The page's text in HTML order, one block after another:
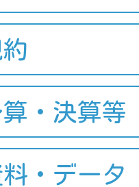
・決算等
・データ